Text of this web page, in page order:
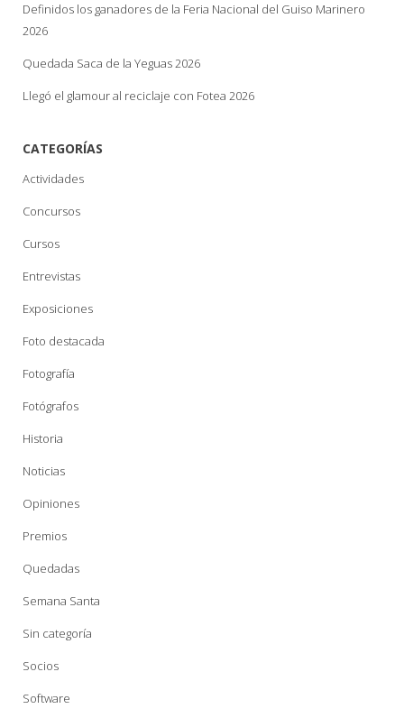
Definidos los ganadores de la Feria Nacional del Guiso Marinero
2026
Quedada Saca de la Yeguas 2026
Llegó el glamour al reciclaje con Fotea 2026
CATEGORÍAS
Actividades
Concursos
Cursos
Entrevistas
Exposiciones
Foto destacada
Fotografía
Fotógrafos
Historia
Noticias
Opiniones
Premios
Quedadas
Semana Santa
Sin categoría
Socios
Software